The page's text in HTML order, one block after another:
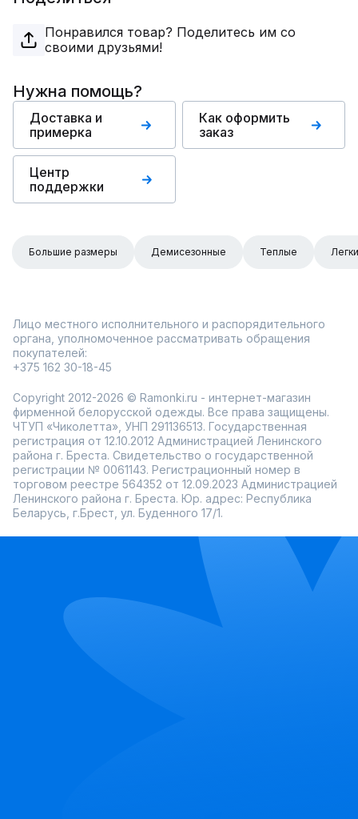
Понравился товар? Поделитесь им со
своими друзьями!
Нужна помощь?
Доставка и
примерка
Как оформить
заказ
Центр
поддержки
Большие размеры Демисезонные Теплые
Лицо местного исполнительного и распорядительного
органа, уполномоченное рассматривать обращения
покупателей:
+375 162 30-18-45
Copyright 2012-2026 © Ramonki.ru - интернет-магазин
фирменной белорусской одежды. Все права защищены.
ЧТУП «Чиколетта», УНП 291136513. Государственная
регистрация от 12.10.2012 Администрацией Ленинского
района г. Бреста. Свидетельство о государственной
регистрации № 0061143. Регистрационный номер в
торговом реестре 564352 от 12.09.2023 Администрацией
Ленинского района г. Бреста. Юр. адрес: Республика
Беларусь, г.Брест, ул. Буденного 17/1.